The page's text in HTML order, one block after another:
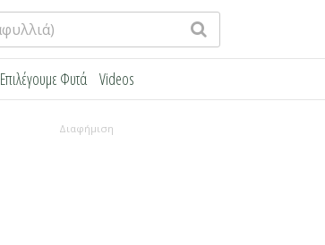
Επιλέγουμε Φυτά Videos
Διαφήμιση